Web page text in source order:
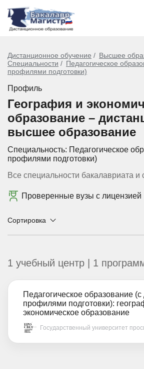
Дистанционное обучение
Высшее
Специальности
Педагогическое
профилями подготовки)
Профиль
География и
образование –
высшее образование
Специальность: Педагогическое
профилями подготовки)
Все специальности бакалавриата и
Проверенные вузы с лицензией
Сортировка
1 учебный центр | 1
Педагогическое образование
профилями подготовки):
экономическое образование
Государственный университет